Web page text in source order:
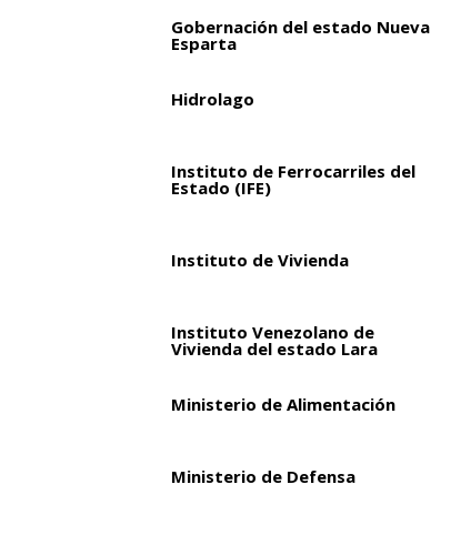
Gobernación del estado Nueva
Esparta
Hidrolago
Instituto de Ferrocarriles del
Estado (IFE)
Instituto de Vivienda
Instituto Venezolano de
Vivienda del estado Lara
Ministerio de Alimentación
Ministerio de Defensa